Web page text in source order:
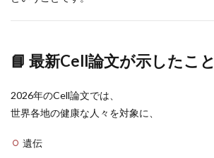
📘 最新Cell論文が示したこと
2026年のCell論文では、
世界各地の健康な人々を対象に、
遺伝